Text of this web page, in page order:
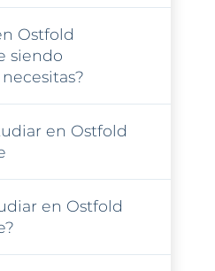
Ostfold
siendo
en Ostfold
en Ostfold